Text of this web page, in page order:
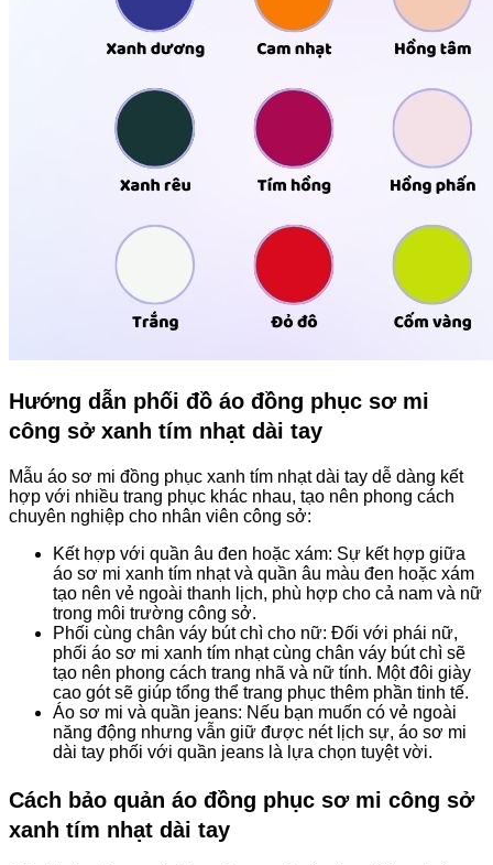
Hướng dẫn phối đồ áo đồng phục sơ mi
công sở xanh tím nhạt dài tay
Mẫu áo sơ mi đồng phục xanh tím nhạt dài tay dễ dàng kết
hợp với nhiều trang phục khác nhau, tạo nên phong cách
chuyên nghiệp cho nhân viên công sở:
Kết hợp với quần âu đen hoặc xám: Sự kết hợp giữa
áo sơ mi xanh tím nhạt và quần âu màu đen hoặc xám
tạo nên vẻ ngoài thanh lịch, phù hợp cho cả nam và nữ
trong môi trường công sở.
Phối cùng chân váy bút chì cho nữ: Đối với phái nữ,
phối áo sơ mi xanh tím nhạt cùng chân váy bút chì sẽ
tạo nên phong cách trang nhã và nữ tính. Một đôi giày
cao gót sẽ giúp tổng thể trang phục thêm phần tinh tế.
Áo sơ mi và quần jeans: Nếu bạn muốn có vẻ ngoài
năng động nhưng vẫn giữ được nét lịch sự, áo sơ mi
dài tay phối với quần jeans là lựa chọn tuyệt vời.
Cách bảo quản áo đồng phục sơ mi công sở
xanh tím nhạt dài tay